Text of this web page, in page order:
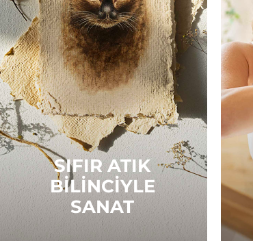
SIFIR ATIK
BILINCIYLE
SANAT